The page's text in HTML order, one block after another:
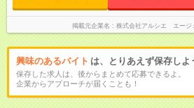
掲載元企業名 株式会社アルシエ エージ
興味のあるバイト は、とりあえず保存しよ
保存した求人は、後からまとめて応募できるよ。
企業からアプローチが届くことも！